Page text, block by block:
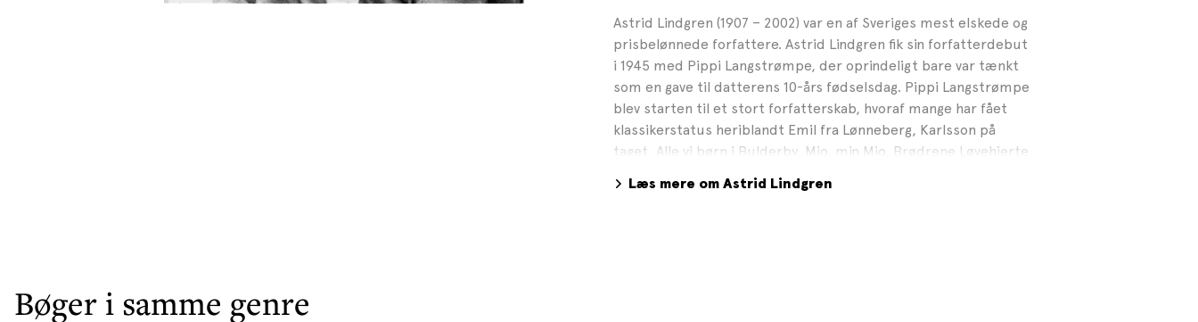
Astrid Lindgren (1907 – 2002) var en af Sveriges mest elskede og
prisbelønnede forfattere. Astrid Lindgren fik sin forfatterdebut
i 1945 med Pippi Langstrømpe, der oprindeligt bare var tænkt
som en gave til datterens 10-års fødselsdag. Pippi Langstrømpe
blev starten til et stort forfatterskab, hvoraf mange har fået
klassikerstatus heriblandt Emil fra Lønneberg, Karlsson på
taget, Alle vi børn i Bulderby, Mio, min Mio, Brødrene Løvehjerte
millioner eksemplarer og hun er blandt de mest oversatte
Læs mere om Astrid Lindgren
Bøger i samme genre